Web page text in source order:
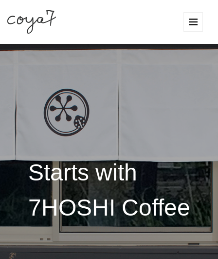
Starts with
7HOSHI Coffee